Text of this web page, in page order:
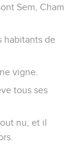
Sem, Cham
habitants de
vigne.
tous ses
nu, et il